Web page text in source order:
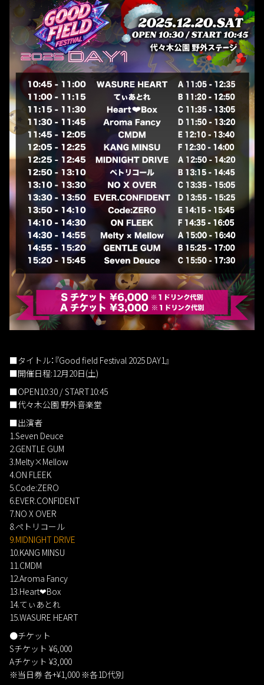
■タイトル：『Good field Festival 2025 DAY1』
■開催日程:12月20日(土)
■OPEN10:30 / START10:45
■代々木公園 野外音楽堂
■出演者
1.Seven Deuce
2.GENTLE GUM
3.Melty×Mellow
4.ON FLEEK
5.Code:ZERO
6.EVER.CONFIDENT
7.NO X OVER
8.ぺトリコール
9.MIDNIGHT DRIVE
10.KANG MINSU
11.CMDM
12.Aroma Fancy
13.Heart❤Box
14.てぃあとれ
15.WASURE HEART
●チケット
Sチケット ¥6,000
Aチケット ¥3,000
※当日券 各+¥1,000 ※各1D代別